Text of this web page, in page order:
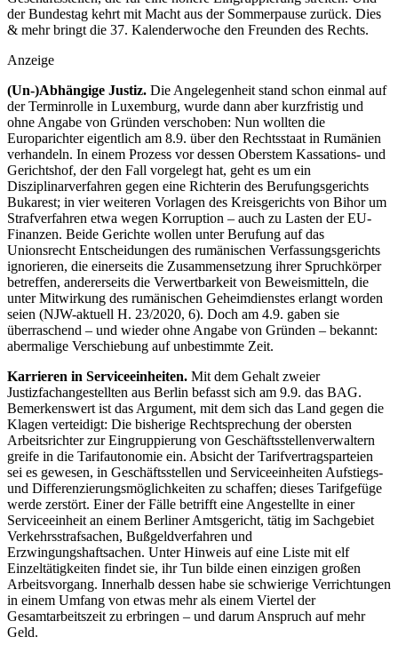
der Bundestag kehrt mit Macht aus der Sommerpause zurück. Dies
& mehr bringt die 37. Kalenderwoche den Freunden des Rechts.
Anzeige
(Un-)Abhängige Justiz. Die Angelegenheit stand schon einmal auf
der Terminrolle in Luxemburg, wurde dann aber kurzfristig und
ohne Angabe von Gründen verschoben: Nun wollten die
Europarichter eigentlich am 8.9. über den Rechtsstaat in Rumänien
verhandeln. In einem Prozess vor dessen Oberstem Kassations- und
Gerichtshof, der den Fall vorgelegt hat, geht es um ein
Disziplinarverfahren gegen eine Richterin des Berufungsgerichts
Bukarest; in vier weiteren Vorlagen des Kreisgerichts von Bihor um
Strafverfahren etwa wegen Korruption – auch zu Lasten der EU-
Finanzen. Beide Gerichte wollen unter Berufung auf das
Unionsrecht Entscheidungen des rumänischen Verfassungsgerichts
ignorieren, die einerseits die Zusammensetzung ihrer Spruchkörper
betreffen, andererseits die Verwertbarkeit von Beweismitteln, die
unter Mitwirkung des rumänischen Geheimdienstes erlangt worden
seien (NJW-aktuell H. 23/2020, 6). Doch am 4.9. gaben sie
überraschend – und wieder ohne Angabe von Gründen – bekannt:
abermalige Verschiebung auf unbestimmte Zeit.
Karrieren in Serviceeinheiten. Mit dem Gehalt zweier
Justizfachangestellten aus Berlin befasst sich am 9.9. das BAG.
Bemerkenswert ist das Argument, mit dem sich das Land gegen die
Klagen verteidigt: Die bisherige Rechtsprechung der obersten
Arbeitsrichter zur Eingruppierung von Geschäftsstellenverwaltern
greife in die Tarifautonomie ein. Absicht der Tarifvertragsparteien
sei es gewesen, in Geschäftsstellen und Serviceeinheiten Aufstiegs-
und Differenzierungsmöglichkeiten zu schaffen; dieses Tarifgefüge
werde zerstört. Einer der Fälle betrifft eine Angestellte in einer
Serviceeinheit an einem Berliner Amtsgericht, tätig im Sachgebiet
Verkehrsstrafsachen, Bußgeldverfahren und
Erzwingungshaftsachen. Unter Hinweis auf eine Liste mit elf
Einzeltätigkeiten findet sie, ihr Tun bilde einen einzigen großen
Arbeitsvorgang. Innerhalb dessen habe sie schwierige Verrichtungen
in einem Umfang von etwas mehr als einem Viertel der
Gesamtarbeitszeit zu erbringen – und darum Anspruch auf mehr
Geld.